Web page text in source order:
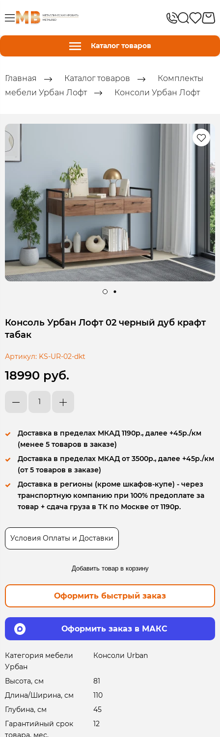
Каталог товаров
Главная Каталог товаров
Комплекты
мебели Урбан Лофт
Консоли Урбан Лофт
Консоль Урбан Лофт 02 черный дуб крафт
табак
Артикул: KS-UR-02-dkt
18990 руб.
Доставка в пределах МКАД 1190р., далее +45р./км
(менее 5 товаров в заказе)
Доставка в пределах МКАД от 3500р., далее +45р./км
(от 5 товаров в заказе)
Доставка в регионы (кроме шкафов-купе) - через
транспортную компанию при 100% предоплате за
товар + сдача груза в ТК по Москве от 1190р.
Условия Оплаты и Доставки
Добавить товар в корзину
Оформить быстрый заказ
Оформить заказ в МАКС
Категория мебели
Урбан
Консоли Urban
Высота, см
81
Длина/Ширина, см
110
Глубина, см
45
Гарантийный срок
товара, мес.
12